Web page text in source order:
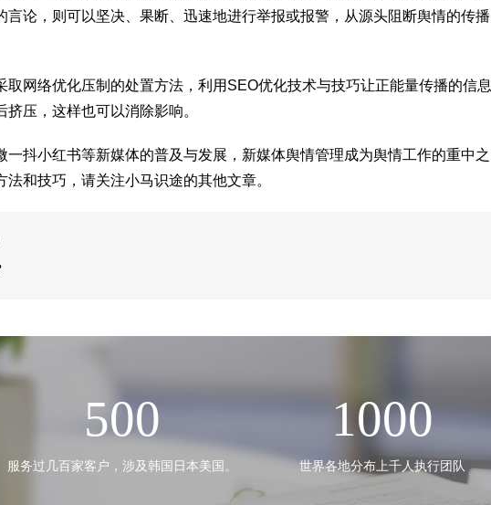
论，则可以坚决、果断、迅速地进行举报或报警，从源头阻断舆情的传播
取网络优化压制的处置方法，利用SEO优化技术与技巧让正能量传播的信息
压，这样也可以消除影响。
一抖小红书等新媒体的普及与发展，新媒体舆情管理成为舆情工作的重中之
和技巧，请关注小马识途的其他文章。
500
服务过几百家客户，涉及韩国日本美国。
1000
世界各地分布上千人执行团队